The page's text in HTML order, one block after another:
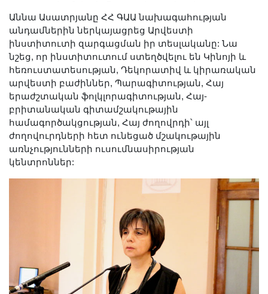
ծրագրեր
Լուսանկարներ
Տեսադարան
Վեբ ռեսուրսներ
Այլ ակադեմիաներ
«Գիտություն» թերթ
«Գիտության աշխարհում»
հանդես
Հրապարակումներ
Գիտական արդյունքներ
Սփյուռքի գիտնականները
Աննա Ասատրյանը ՀՀ ԳԱԱ նախագահության
անդամներին ներկայացրեց Արվեստի
ինստիտուտի զարգացման իր տեսլականը: Նա
նշեց, որ ինստիտուտում ստեղծվելու են Կինոյի և
հեռուստատեսության, Դեկորատիվ և կիրառական
արվեստի բաժիններ, Պարագիտության, Հայ
երաժշտական ֆոլկլորագիտության, Հայ-
բրիտանական գիտամշակութային
համագործակցության, Հայ ժողովրդի՝ այլ
ժողովուրդների հետ ունեցած մշակութային
առնչությունների ուսումնասիրության
կենտրոններ: